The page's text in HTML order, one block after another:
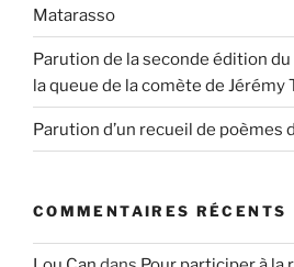
Matarasso
Parution de la seconde édition
la queue de la comète de Jérémy
Parution d’un recueil de poèmes
COMMENTAIRES RÉCENTS